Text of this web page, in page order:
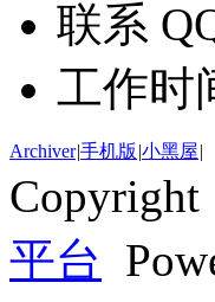
联系
工作时
Archiver|手机版 |小黑屋|
平台